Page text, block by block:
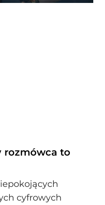
rozmówca to
cyfrowych